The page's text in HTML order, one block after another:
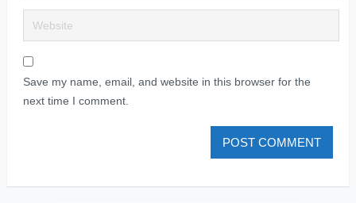
Save my name, email, and website in this browser for the
next time I comment.